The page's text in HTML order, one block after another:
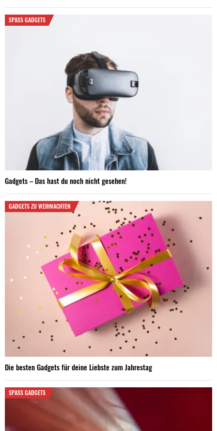
SPASS GADGETS
Gadgets – Das hast du noch nicht gesehen!
GADGETS ZU WEIHNACHTEN
Die besten Gadgets für deine Liebste zum Jahrestag
SPASS GADGETS